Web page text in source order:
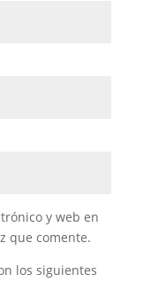
y web en
que comente.
los siguientes